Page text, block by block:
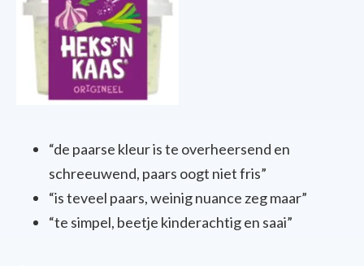
“de paarse kleuriste overheersend en
schreeuwend, paars oogt nietfris”
“isteveel paars,weinignuance zegmaar”
“te simpel, beetje kinderachtigen saai”